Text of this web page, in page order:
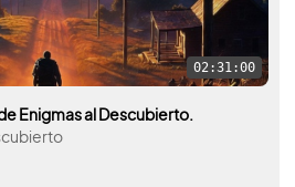
02:31:00
de Enigmas al Descubierto.